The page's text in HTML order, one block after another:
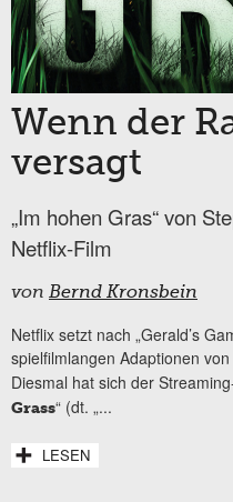
Wenn der
versagt
„Im hohen Gras“ von
Netflix-Film
von Bernd Kronsbein
Netflix setzt nach „Gerald’s
spielfilmlangen Adaptionen von
Diesmal hat sich der
Grass“ (dt. „...
LESEN